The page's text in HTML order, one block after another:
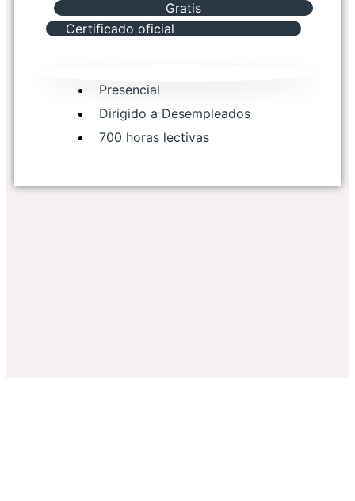
Gratis
Certificado oficial
Presencial
Dirigido a Desempleados
700 horas lectivas